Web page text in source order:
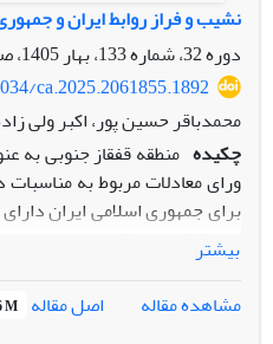
نشیب و فراز روابط ایران و جمهوری
دوره 32، شماره 133، بهار 1405، صفحه
ca.2025.2061855.1892
محمدباقر حسین پور، اکبر ولی
چکیده منطقه قفقاز جنوبی به
ورای معادلات مربوط به
برای جمهوری اسلامی ایران
بین کشورهای قفقاز جنوبی
جمعیت، منابع طبیعی، مرز
آذری و موضوعات فرهنگی و
دارد. علیرغم وجود
بیشتر
مشاهده مقاله
اصل مقاله M